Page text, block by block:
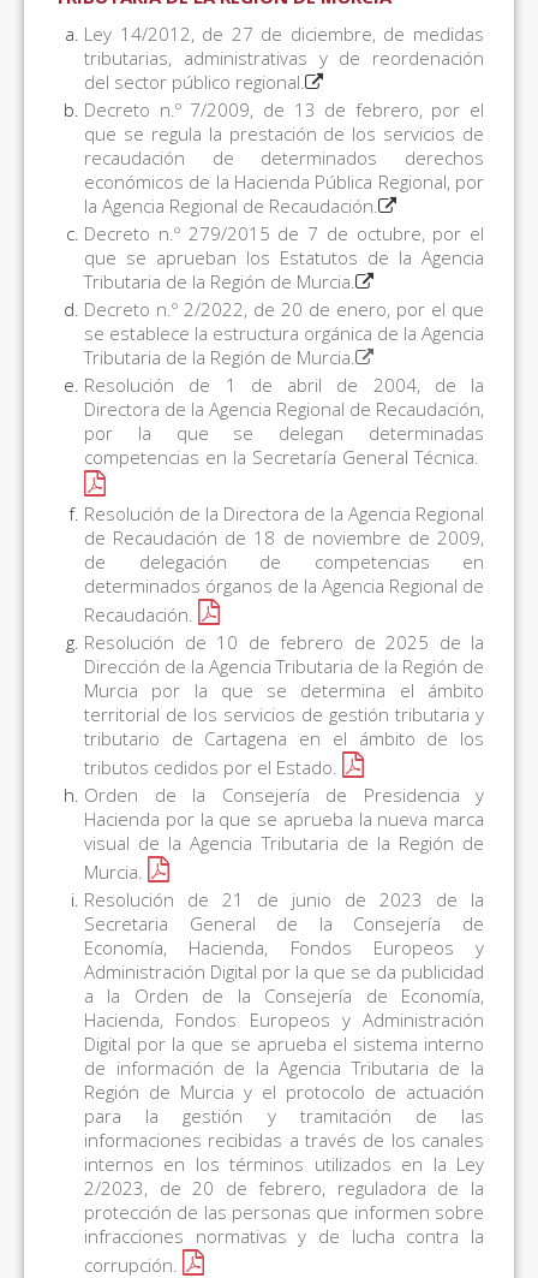
Ley 14/2012, de 27 de diciembre, de medidas
tributarias, administrativas y de reordenación
del sector público regional.
Decreto n.º 7/2009, de 13 de febrero, por el
que se regula la prestación de los servicios de
recaudación de determinados derechos
económicos de la Hacienda Pública Regional, por
la Agencia Regional de Recaudación.
Decreto n.º 279/2015 de 7 de octubre, por el
que se aprueban los Estatutos de la Agencia
Tributaria de la Región de Murcia.
Decreto n.º 2/2022, de 20 de enero, por el que
se establece la estructura orgánica de la Agencia
Tributaria de la Región de Murcia.
Resolución de 1 de abril de 2004, de la
Directora de la Agencia Regional de Recaudación,
por la que se delegan determinadas
competencias en la Secretaría General Técnica.
Resolución de la Directora de la Agencia Regional
de Recaudación de 18 de noviembre de 2009,
de delegación de competencias en
determinados órganos de la Agencia Regional de
Recaudación.
Resolución de 10 de febrero de 2025 de la
Dirección de la Agencia Tributaria de la Región de
Murcia por la que se determina el ámbito
territorial de los servicios de gestión tributaria y
tributario de Cartagena en el ámbito de los
tributos cedidos por el Estado.
Orden de la Consejería de Presidencia y
Hacienda por la que se aprueba la nueva marca
visual de la Agencia Tributaria de la Región de
Murcia.
Resolución de 21 de junio de 2023 de la
Secretaria General de la Consejería de
Economía, Hacienda, Fondos Europeos y
Administración Digital por la que se da publicidad
a la Orden de la Consejería de Economía,
Hacienda, Fondos Europeos y Administración
Digital por la que se aprueba el sistema interno
de información de la Agencia Tributaria de la
Región de Murcia y el protocolo de actuación
para la gestión y tramitación de las
informaciones recibidas a través de los canales
internos en los términos utilizados en la Ley
2/2023, de 20 de febrero, reguladora de la
protección de las personas que informen sobre
infracciones normativas y de lucha contra la
corrupción.